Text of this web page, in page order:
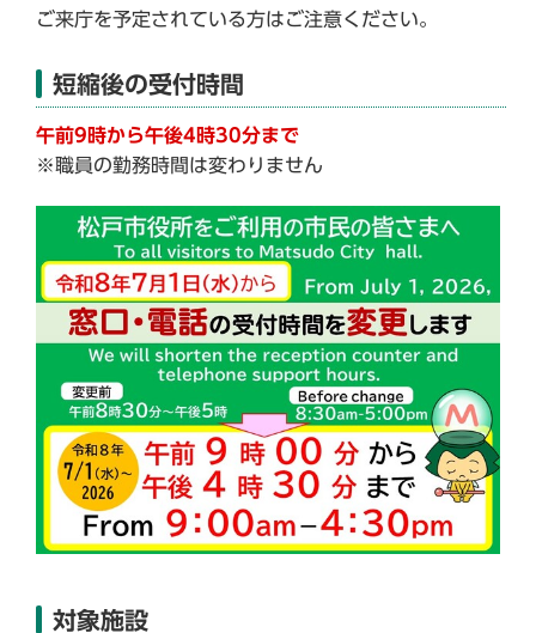
ご来庁を予定されている方はご注意ください。
短縮後の受付時間
午前9時から午後4時30分まで
※職員の勤務時間は変わりません
対象施設